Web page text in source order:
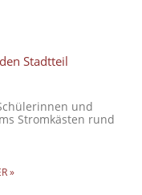
Stadtteil
und
Stromkästen rund
»